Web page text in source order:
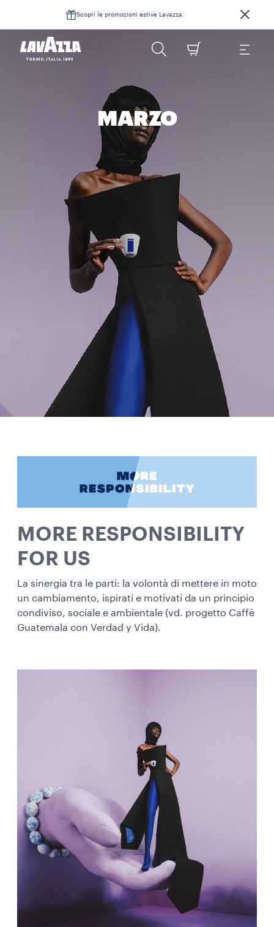
Scopri le promozioni estive Lavazza.
MARZO
MORE RESPONSIBILITY
FOR US
La sinergia tra le parti: la volontà di mettere in moto
un cambiamento, ispirati e motivati da un principio
condiviso, sociale e ambientale (vd. progetto Caffè
Guatemala con Verdad y Vida).